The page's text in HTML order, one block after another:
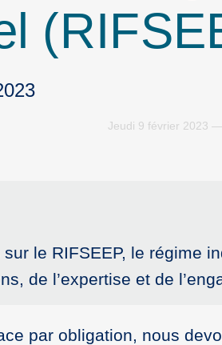
Jeudi 9 février 2023
le RIFSEEP, le régime
de l’expertise et de
par obligation, nous